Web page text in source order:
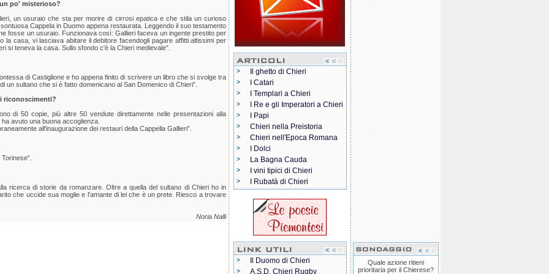
po' misterioso?
un usuraio che sta per morire di cirrosi epatica e che stila un curioso
Cappela in Duomo appena restaurata. Leggendo il suo testamento
fosse un usuraio. Funzionava così: Gallieri faceva un ingente prestito per
casa, vi lasciava abitare il debitore facendogli pagare affitti altissimi per
si teneva la casa. Sullo sfondo c'è la Chieri medievale”.
di Castiglione e ho appena finito di scrivere un libro che si svolge tra
un sultano che si è fatto domenicano al San Domenico di Chieri”.
riconoscimenti?
di 50 copie, più altre 50 vendute direttamente nelle presentazioni alla
avuto una buona accoglienza.
all'inaugurazione dei restauri della Cappella Gallieri”.
ricerca di storie da romanzare. Oltre a quella del sultano di Chieri ho in
che uccide sua moglie e l'amante di lei che è un prete. Riesco a trovare
Noria Nalli
Il ghetto di Chieri
I Catari
I Templari a Chieri
I Re e gli Imperatori a Chieri
I Papi
Chieri nella Preistoria
Chieri nell'Epoca Romana
I Dolci
La Bagna Cauda
I vini tipici di Chieri
I Rubatà di Chieri
Il Duomo di Chieri
A.S.D. Chieri Rugby
Quale azione ritieni
prioritaria per il Chierese?